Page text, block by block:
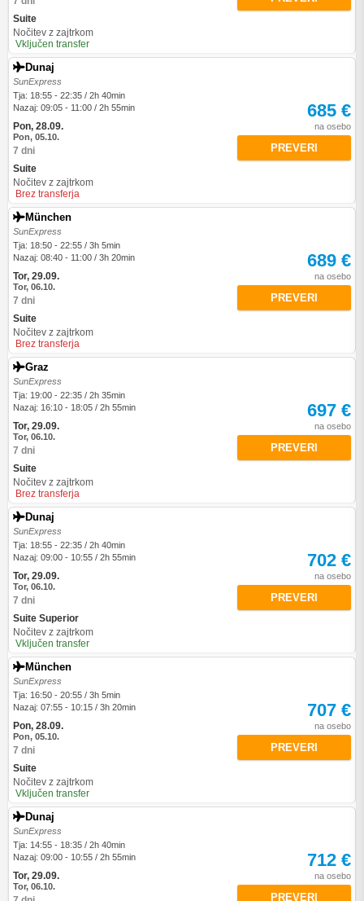
Suite
Nočitev z zajtrkom
Vključen transfer
Dunaj
SunExpress
Tja: 18:55 - 22:35 / 2h 40min
Nazaj: 09:05 - 11:00 / 2h 55min
Pon, 28.09.
Pon, 05.10.
7 dni
Suite
Nočitev z zajtrkom
Brez transferja
685 €
na osebo
PREVERI
München
SunExpress
Tja: 18:50 - 22:55 / 3h 5min
Nazaj: 08:40 - 11:00 / 3h 20min
Tor, 29.09.
Tor, 06.10.
7 dni
Suite
Nočitev z zajtrkom
Brez transferja
689 €
na osebo
PREVERI
Graz
SunExpress
Tja: 19:00 - 22:35 / 2h 35min
Nazaj: 16:10 - 18:05 / 2h 55min
Tor, 29.09.
Tor, 06.10.
7 dni
Suite
Nočitev z zajtrkom
Brez transferja
697 €
na osebo
PREVERI
Dunaj
SunExpress
Tja: 18:55 - 22:35 / 2h 40min
Nazaj: 09:00 - 10:55 / 2h 55min
Tor, 29.09.
Tor, 06.10.
7 dni
Suite Superior
Nočitev z zajtrkom
Vključen transfer
702 €
na osebo
PREVERI
München
SunExpress
Tja: 16:50 - 20:55 / 3h 5min
Nazaj: 07:55 - 10:15 / 3h 20min
Pon, 28.09.
Pon, 05.10.
7 dni
Suite
Nočitev z zajtrkom
Vključen transfer
707 €
na osebo
PREVERI
Dunaj
SunExpress
Tja: 14:55 - 18:35 / 2h 40min
Nazaj: 09:00 - 10:55 / 2h 55min
Tor, 29.09.
Tor, 06.10.
712 €
na osebo
PREVERI